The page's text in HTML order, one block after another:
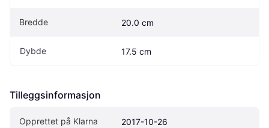
Bredde 20.0 cm
Dybde 17.5 cm
Tilleggsinformasjon
Opprettet på Klarna 2017-10-26